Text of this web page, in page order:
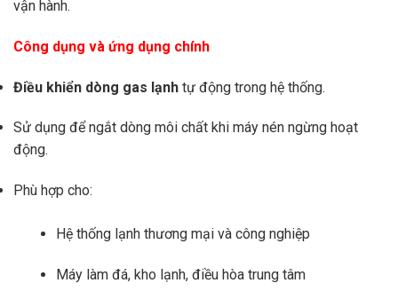
vận hành.
Công dụng và ứng dụng chính
Điều khiển dòng gas lạnh tự động trong hệ thống.
Sử dụng để ngắt dòng môi chất khi máy nén ngừng hoạt
động.
Phù hợp cho:
Hệ thống lạnh thương mại và công nghiệp
Máy làm đá, kho lạnh, điều hòa trung tâm